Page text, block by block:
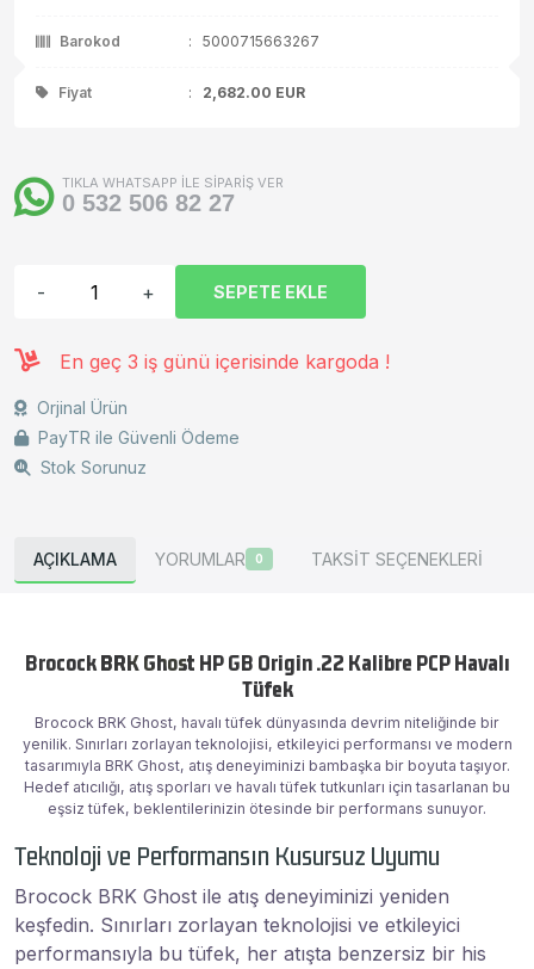
Barokod : 5000715663267
Fiyat : 2,682.00 EUR
TIKLA WHATSAPP İLE SİPARİŞ VER
0 532 506 82 27
- + SEPETE EKLE
En geç 3 iş günü içerisinde kargoda !
Orjinal Ürün
PayTR ile Güvenli Ödeme
Stok Sorunuz
AÇIKLAMA YORUMLAR 0 TAKSİT SEÇENEKLERİ
BrocockBRK Ghost HP GB Origin .22 Kalibre PCP Havalı
Tüfek
Brocock BRK Ghost, havalı tüfek dünyasında devrim niteliğinde bir
yenilik. Sınırları zorlayan teknolojisi, etkileyici performansı ve modern
tasarımıyla BRK Ghost, atış deneyiminizi bambaşka bir boyuta taşıyor.
Hedef atıcılığı, atış sporları ve havalı tüfek tutkunları için tasarlanan bu
eşsiz tüfek, beklentilerinizin ötesinde bir performans sunuyor.
Teknoloji ve Performansın Kusursuz Uyumu
Brocock BRK Ghost ile atış deneyiminizi yeniden
keşfedin. Sınırları zorlayan teknolojisi ve etkileyici
performansıyla bu tüfek, her atışta benzersiz bir his